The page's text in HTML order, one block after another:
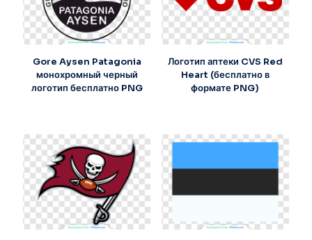
Gore Aysen Patagonia
монохромный черный
логотип бесплатно PNG
Логотип аптеки CVS Red
Heart (бесплатно в
формате PNG)